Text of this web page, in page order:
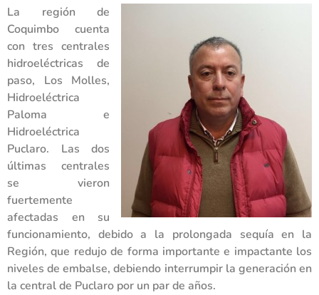
La región de
Coquimbo cuenta
con tres centrales
hidroeléctricas de
paso, Los Molles,
Hidroeléctrica
Paloma e
Hidroeléctrica
Puclaro. Las dos
últimas centrales
se vieron
fuertemente
afectadas en su
funcionamiento, debido a la prolongada sequía en la
Región, que redujo de forma importante e impactante los
niveles de embalse, debiendo interrumpir la generación en
la central de Puclaro por un par de años.